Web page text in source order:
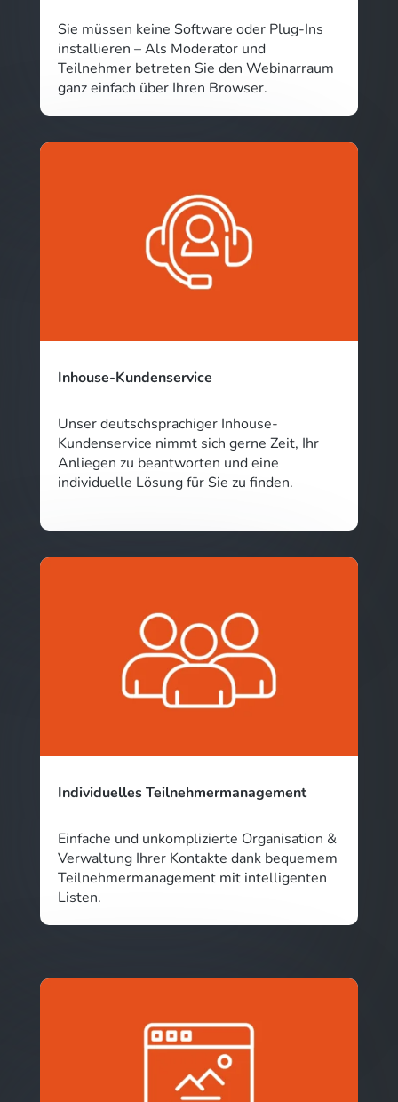
Sie müssen keine Software oder Plug-Ins
installieren – Als Moderator und
Teilnehmer betreten Sie den Webinarraum
ganz einfach über Ihren Browser.
Inhouse-Kundenservice
Unser deutschsprachiger Inhouse-
Kundenservice nimmt sich gerne Zeit, Ihr
Anliegen zu beantworten und eine
individuelle Lösung für Sie zu finden.
Individuelles Teilnehmermanagement
Einfache und unkomplizierte Organisation &
Verwaltung Ihrer Kontakte dank bequemem
Teilnehmermanagement mit intelligenten
Listen.